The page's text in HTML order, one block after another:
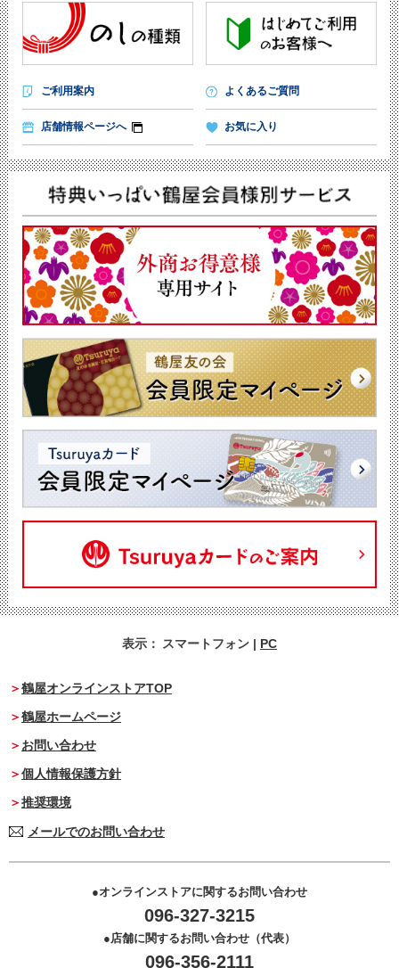
ご利用案内 よくあるご質問
店舗情報ページへ お気に入り
表示： スマートフォン | PC
鶴屋オンラインストアTOP
鶴屋ホームページ
お問い合わせ
個人情報保護方針
推奨環境
メールでのお問い合わせ
オンラインストアに関するお問い合わせ
096-327-3215
店舗に関するお問い合わせ（代表）
096-356-2111